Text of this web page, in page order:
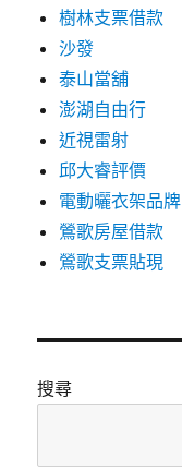
樹林支票借款
沙發
泰山當舖
澎湖自由行
近視雷射
邱大睿評價
電動曬衣架品牌
鶯歌房屋借款
鶯歌支票貼現
搜尋